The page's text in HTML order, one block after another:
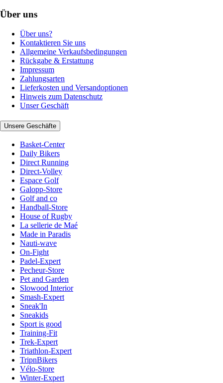
Über uns
Über uns?
Kontaktieren Sie uns
Allgemeine Verkaufsbedingungen
Rückgabe & Erstattung
Impressum
Zahlungsarten
Lieferkosten und Versandoptionen
Hinweis zum Datenschutz
Unser Geschäft
Unsere Geschäfte
Basket-Center
Daily Bikers
Direct Running
Direct-Volley
Espace Golf
Galopp-Store
Golf and co
Handball-Store
House of Rugby
La sellerie de Maé
Made in Paradis
Nauti-wave
On-Fight
Padel-Expert
Pecheur-Store
Pet and Garden
Slowood Interior
Smash-Expert
Sneak'In
Sneakids
Sport is good
Training-Fit
Trek-Expert
Triathlon-Expert
TripnBikers
Vélo-Store
Winter-Expert